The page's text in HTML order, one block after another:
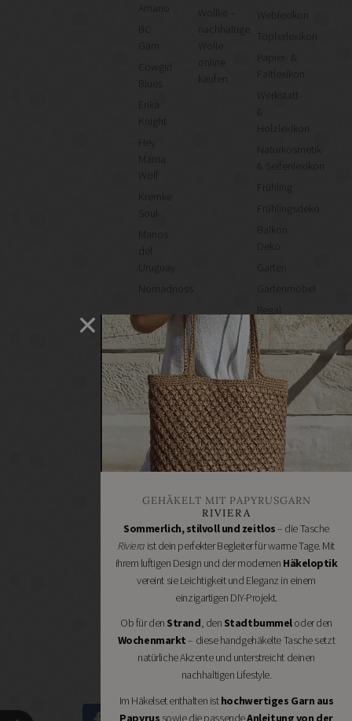
Cowgirl
Knight
Mama
Wolf
Kremke
Manos
Uruguay
Nomadnoss
Wollke –
nachhaltige
kaufen
Weblexikon
Töpferlexikon
Papier- &
Faltlexikon
Werkstatt-
&
Holzlexikon
Naturkosmetik-
& Seifenlexikon
Frühling
Frühlingsdeko
Balkon
Deko
Garten
Gartenmöbel
Regal
selber
machen
Heimwerken
Renovieren
DIY
GESCHÄFTE
Bastelbedarf
Stoffgeschäfte
Handgemachtes
Schneidereibedarf
Handarbeitszubehör
DIY
Online
Shops
Schmuckzubehör
Nähmaschinen
GEHÄKELT MIT PAPYRUSGARN
RIVIERA
Sommerlich, stilvoll und zeitlos– die Tasche
Rivieraist dein perfekter Begleiter für warme Tage. Mit
ihrem luftigen Design und der modernen Häkeloptik
vereint sie Leichtigkeit und Eleganz in einem
einzigartigen DIY-Projekt.
Ob für den Strand, den Stadtbummeloder den
Wochenmarkt– diese handgehäkelte Tasche setzt
natürliche Akzente und unterstreicht deinen
nachhaltigen Lifestyle.
Im Häkelset enthalten isthochwertiges Garn aus
Papyrus sowie die passendeAnleitung von der